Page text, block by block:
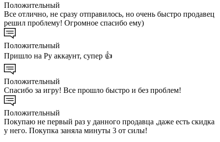
Положительный
Все отлично, не сразу отправилось, но очень быстро продавец
решил проблему! Огромное спасибо ему)
Положительный
Пришло на Ру аккаунт, супер 👍
Положительный
Спасибо за игру! Все прошло быстро и без проблем!
Положительный
Покупаю не первый раз у данного продавца ,даже есть скидка
у него. Покупка заняла минуты 3 от силы!